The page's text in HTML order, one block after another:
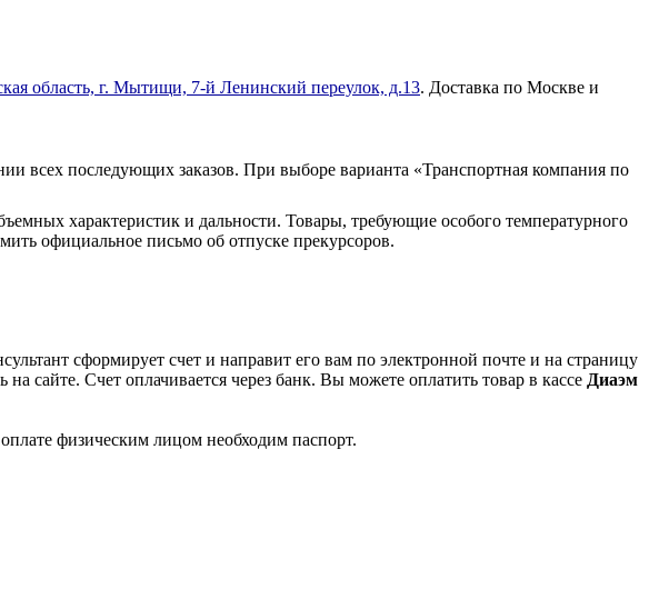
область, г. Мытищи, 7-й Ленинский переулок, д.13. Доставка по Москве и
всех последующих заказов. При выборе варианта «Транспортная компания по
характеристик и дальности. Товары, требующие особого температурного
официальное письмо об отпуске прекурсоров.
сформирует счет и направит его вам по электронной почте и на страницу
сайте. Счет оплачивается через банк. Вы можете оплатить товар в кассе Диаэм
физическим лицом необходим паспорт.